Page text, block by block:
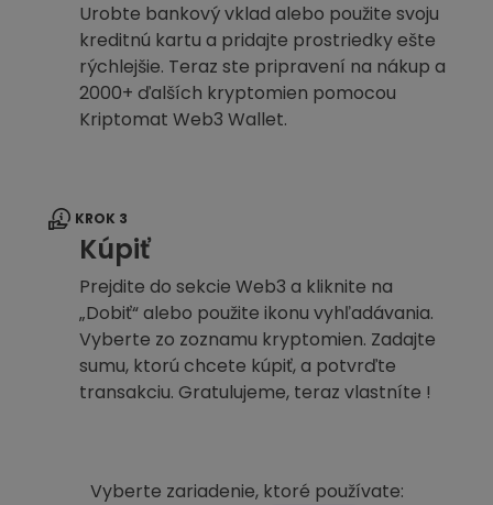
Urobte bankový vklad alebo použite svoju
kreditnú kartu a pridajte prostriedky ešte
rýchlejšie. Teraz ste pripravení na nákup a
2000+ ďalších kryptomien pomocou
Kriptomat Web3 Wallet.
KROK 3
Kúpiť
Prejdite do sekcie Web3 a kliknite na
„Dobiť“ alebo použite ikonu vyhľadávania.
Vyberte zo zoznamu kryptomien. Zadajte
sumu, ktorú chcete kúpiť, a potvrďte
transakciu. Gratulujeme, teraz vlastníte !
Vyberte zariadenie, ktoré používate: